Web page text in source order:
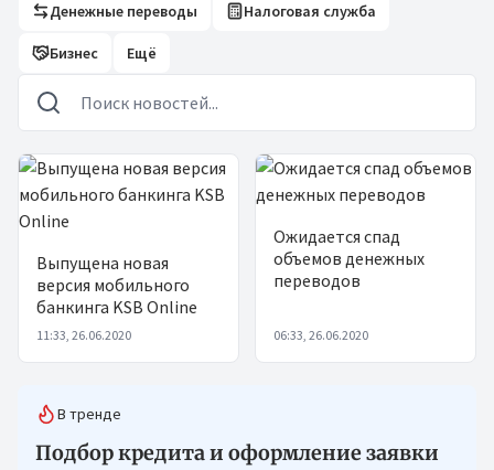
Денежные переводы Налоговая служба
Бизнес Ещё
Новости
Выпущена новая
версия мобильного
банкинга KSB Online
11:33, 26.06.2020
Ожидается спад
объемов денежных
переводов
06:33, 26.06.2020
В тренде
Подбор кредита и оформление заявки